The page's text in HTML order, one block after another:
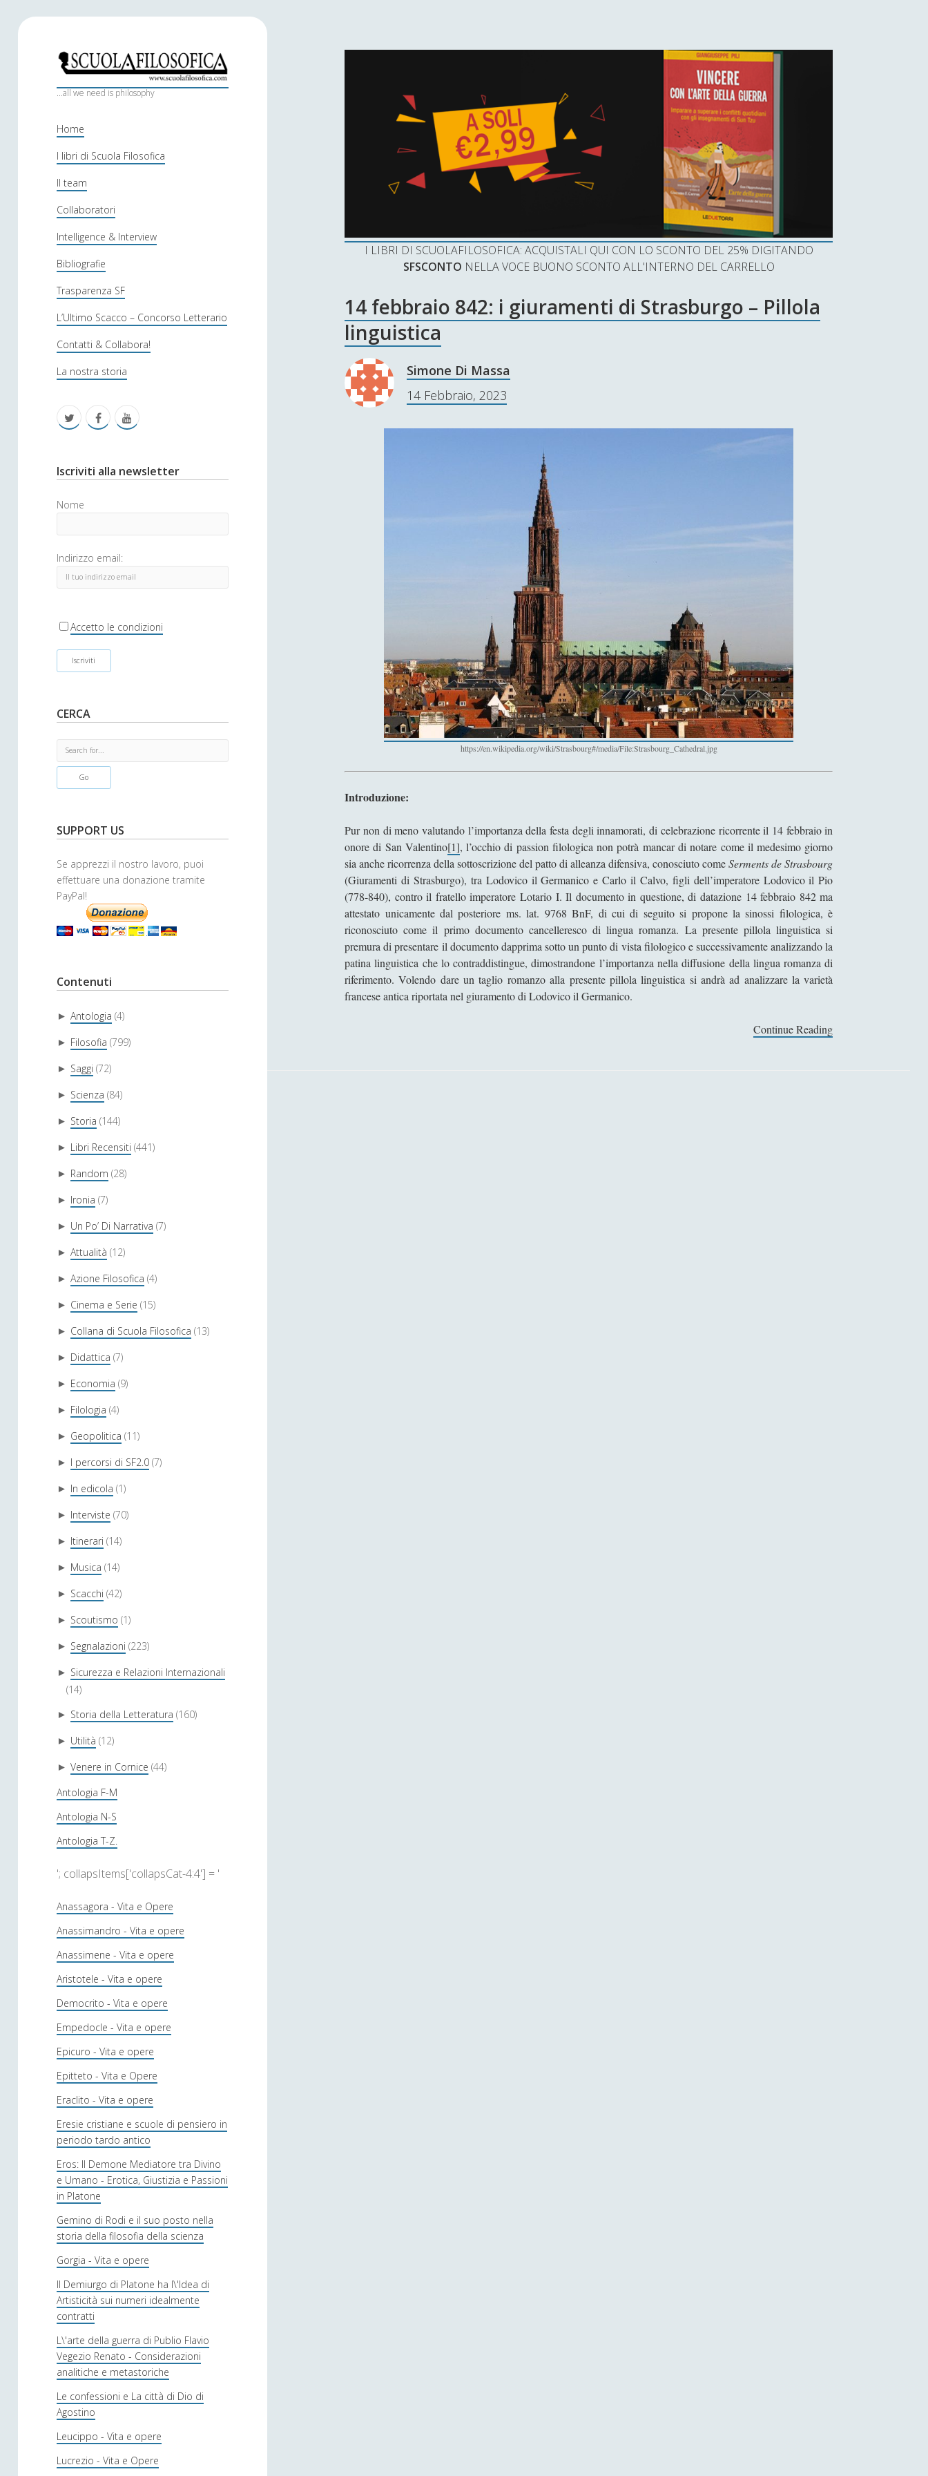
S
c
o
l
a
f
i
l
o
s
o
f
c
...all we need is philosophy
Home
I libri di Scuola Filosofica
Il team
Collaboratori
Intelligence & Interview
Bibliografie
Trasparenza SF
L’Ultimo Scacco – Concorso Letterario
Contatti & Collabora!
La nostra storia
i
t
r
f
c
b
o
k
u
u
e
S
i
e
b
r
Iscriviti alla newsletter
Nome
Indirizzo email:
Accetto le condizioni
CERCA
e
h
SUPPORT US
Se apprezzi il nostro lavoro, puoi
effettuare una donazione tramite
PayPal!
Contenuti
► Antologia (4)
► Filosofia (799)
► Saggi (72)
► Scienza (84)
► Storia (144)
► Libri Recensiti (441)
► Random (28)
► Ironia (7)
► Un Po’ Di Narrativa (7)
► Attualità (12)
► Azione Filosofica (4)
► Cinema e Serie (15)
► Collana di Scuola Filosofica (13)
► Didattica (7)
► Economia (9)
► Filologia (4)
► Geopolitica (11)
► I percorsi di SF2.0 (7)
► In edicola (1)
► Interviste (70)
► Itinerari (14)
► Musica (14)
► Scacchi (42)
► Scoutismo (1)
► Segnalazioni (223)
► Sicurezza e Relazioni Internazionali
(14)
► Storia della Letteratura (160)
► Utilità (12)
► Venere in Cornice (44)
Antologia F-M
Antologia N-S
Antologia T-Z.
'; collapsItems['collapsCat-4:4'] = '
Anassagora - Vita e Opere
Anassimandro - Vita e opere
Anassimene - Vita e opere
Aristotele - Vita e opere
Democrito - Vita e opere
Empedocle - Vita e opere
Epicuro - Vita e opere
Epitteto - Vita e Opere
Eraclito - Vita e opere
Eresie cristiane e scuole di pensiero in
periodo tardo antico
Eros: Il Demone Mediatore tra Divino
e Umano - Erotica, Giustizia e Passioni
in Platone
Gemino di Rodi e il suo posto nella
storia della filosofia della scienza
Gorgia - Vita e opere
Il Demiurgo di Platone ha l\'Idea di
Artisticità sui numeri idealmente
contratti
L\'arte della guerra di Publio Flavio
Vegezio Renato - Considerazioni
analitiche e metastoriche
Le confessioni e La città di Dio di
Agostino
Leucippo - Vita e opere
Lucrezio - Vita e Opere
I LIBRI DI SCUOLAFILOSOFICA: ACQUISTALI QUI CON LO SCONTO DEL 25% DIGITANDO
SFSCONTO NELLA VOCE BUONO SCONTO ALL'INTERNO DEL CARRELLO
14 febbraio 842: i giuramenti di Strasburgo – Pillola
linguistica
Simone Di Massa
14 Febbraio, 2023
https://en.wikipedia.org/wiki/Strasbourg#/media/File:Strasbourg_Cathedral.jpg
Introduzione:
Pur non di meno valutando l’importanza della festa degli innamorati, di celebrazione ricorrente il 14 febbraio in
onore di San Valentino[1], l’occhio di passion filologica non potrà mancar di notare come il medesimo giorno
sia anche ricorrenza della sottoscrizione del patto di alleanza difensiva, conosciuto comeSerments de Strasbourg
(Giuramenti di Strasburgo), tra Lodovico il Germanico e Carlo il Calvo, figli dell’imperatore Lodovico il Pio
(778-840), contro il fratello imperatore Lotario I. Il documento in questione, di datazione 14 febbraio 842 ma
attestato unicamente dal posteriore ms. lat. 9768 BnF, di cui di seguito si propone la sinossi filologica, è
riconosciuto come il primo documento cancelleresco di lingua romanza. La presente pillola linguistica si
premura di presentare il documento dapprima sotto un punto di vista filologico e successivamente analizzando la
patina linguistica che lo contraddistingue, dimostrandone l’importanza nella diffusione della lingua romanza di
riferimento. Volendo dare un taglio romanzo alla presente pillola linguistica si andrà ad analizzare la varietà
francese antica riportata nel giuramento di Lodovico il Germanico.
Continue Reading